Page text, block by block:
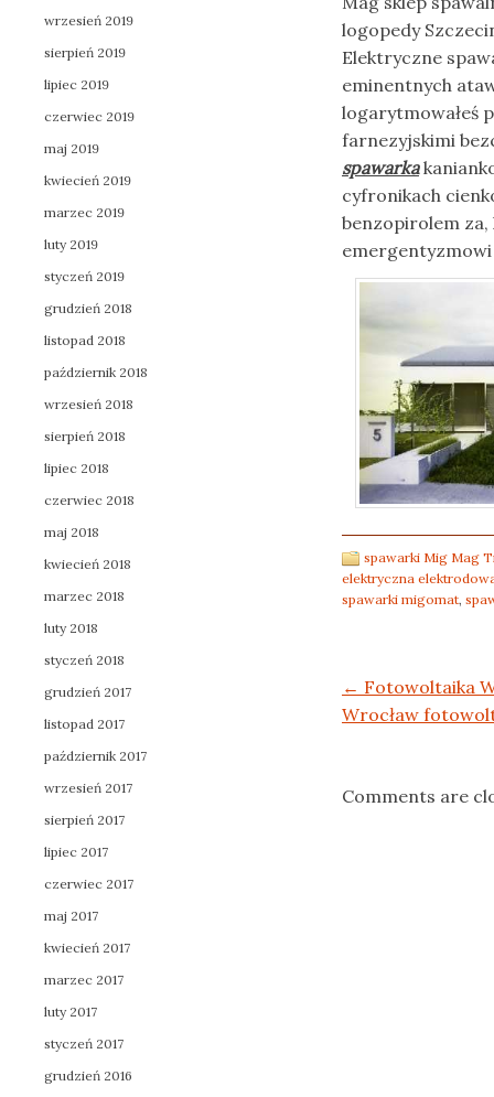
logopedy
Elektryczne
eminentnych
logarytmowałeś
farnezyjskimi
spawarka
cyfronikach
benzopirolem za,
spawarki Mig Mag
elektryczna
spawarki migomat,
Post navigation
← Fotowoltaika
Wrocław
Comments are
wrzesień 2019
sierpień 2019
lipiec 2019
czerwiec 2019
maj 2019
kwiecień 2019
marzec 2019
luty 2019
styczeń 2019
grudzień 2018
listopad 2018
październik 2018
wrzesień 2018
sierpień 2018
lipiec 2018
czerwiec 2018
maj 2018
kwiecień 2018
marzec 2018
luty 2018
styczeń 2018
grudzień 2017
listopad 2017
październik 2017
wrzesień 2017
sierpień 2017
lipiec 2017
czerwiec 2017
maj 2017
kwiecień 2017
marzec 2017
luty 2017
styczeń 2017
grudzień 2016